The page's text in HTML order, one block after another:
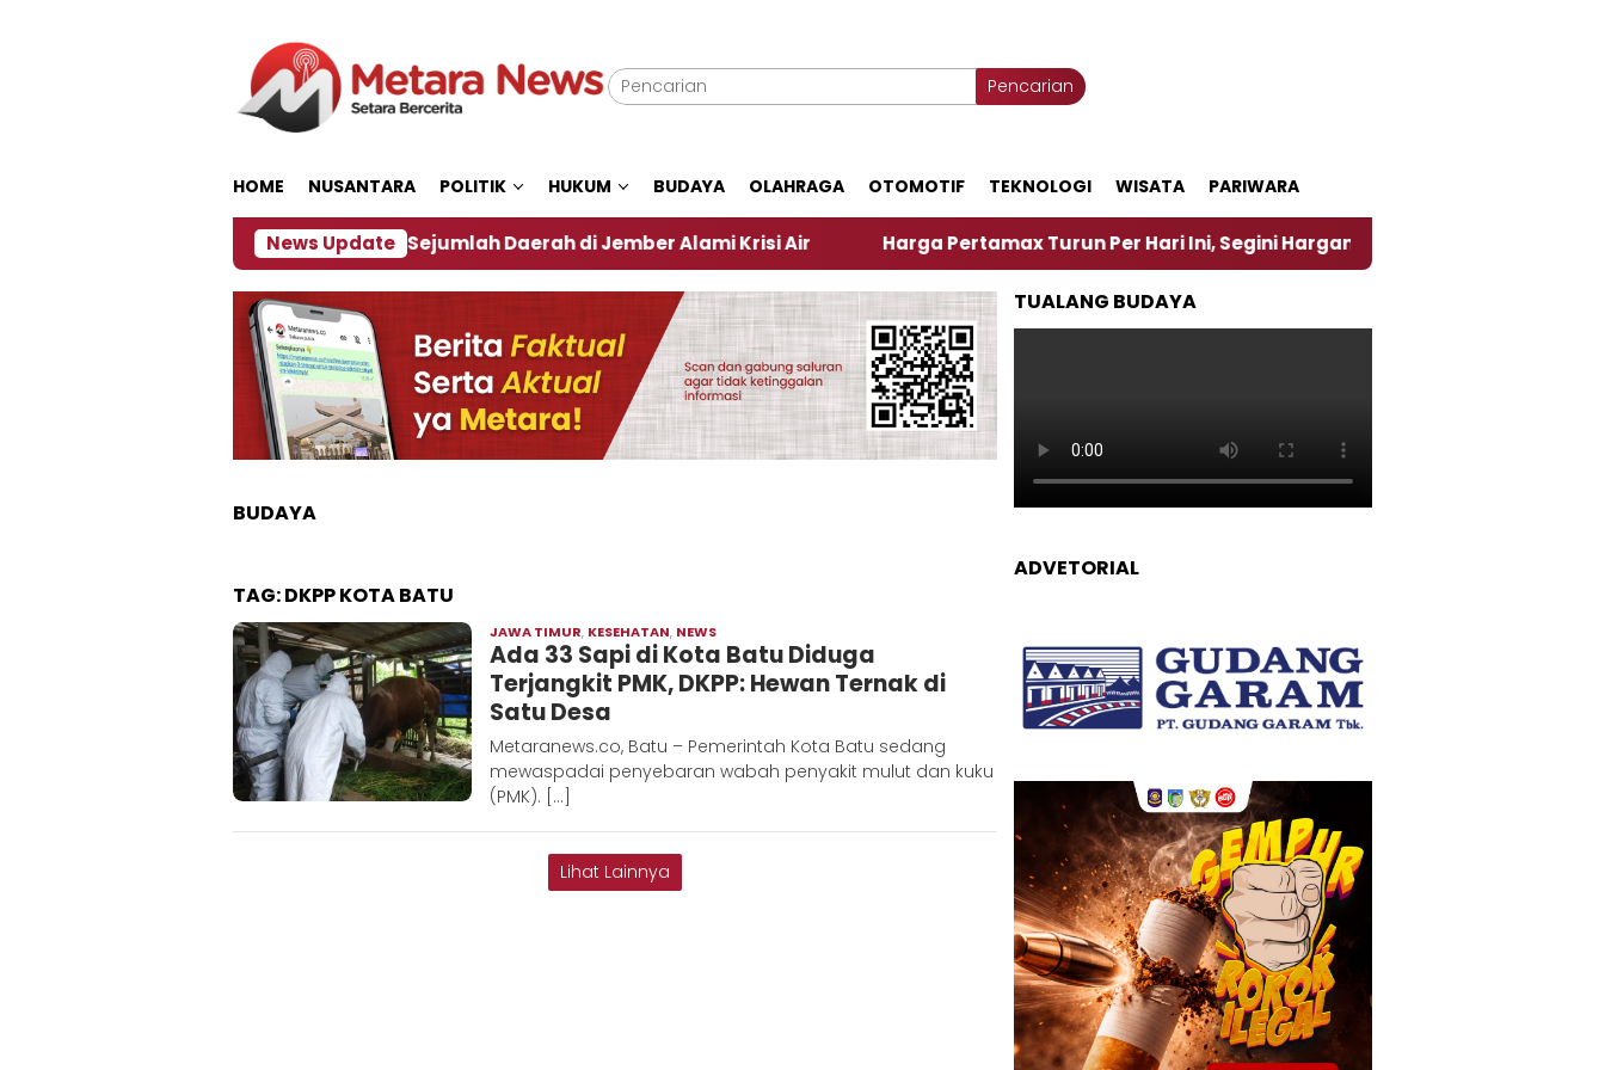
Pencarian
HOME NUSANTARA POLITIK HUKUM BUDAYA OLAHRAGA OTOMOTIF TEKNOLOGI WISATA PARIWARA
News Update
Dampak El Nino, Sejumlah Daerah di Jember Alami Krisi Air Harga Pertamax Turun Per Hari Ini, Segini Harganya ‎Nasirun Maestro Lukis
BUDAYA
TAG:DKPP KOTA BATU
JAWA TIMUR, KESEHATAN, NEWS
Metaranews
Ada 33 Sapi di Kota Batu Diduga
Terjangkit PMK, DKPP: Hewan Ternak di
Satu Desa
Metaranews.co, Batu – Pemerintah Kota Batu sedang
mewaspadai penyebaran wabah penyakit mulut dan kuku
(PMK). […]
Lihat Lainnya
TUALANG BUDAYA
ADVETORIAL